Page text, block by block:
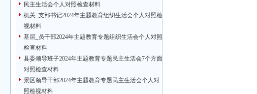
民主生活会个人对照检查材料
机关_支部书记2024年主题教育组织生活会个人对照检
视材料
基层_员干部2024年主题教育专题组织生活会个人对照
检查材料
县委领导班子2024年主题教育专题民主生活会7个方面
对照检查材料
景区领导干部2024年主题教育专题民主生活会个人对
照检视材料